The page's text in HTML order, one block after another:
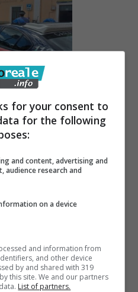
personale
permetteva di
nonché oggetti
in ferro, coltelli,
venivano refertati e
denunciati in stato di
for your consent to
for the following
and content, advertising and
audience research and
on a device
and information from
and other device
by and shared with 319
this site. We and our partners
List of partners.